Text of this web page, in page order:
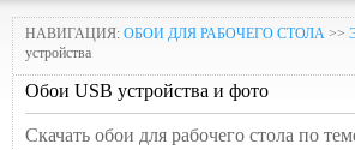
НАВИГАЦИЯ: ОБОИ ДЛЯ РАБОЧЕГО СТОЛА >>
устройства
Обои USB устройства и фото
Скачать обои для рабочего стола по